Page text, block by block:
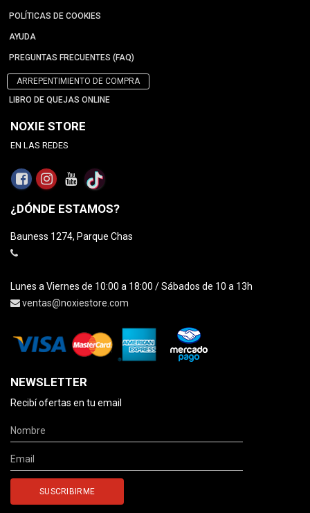
POLÍTICAS DE COOKIES
AYUDA
PREGUNTAS FRECUENTES (FAQ)
ARREPENTIMIENTO DE COMPRA
LIBRO DE QUEJAS ONLINE
NOXIE STORE
EN LAS REDES
¿DÓNDE ESTAMOS?
Bauness 1274, Parque Chas
Lunes a Viernes de 10:00 a 18:00 / Sábados de 10 a 13h
ventas@noxiestore.com
NEWSLETTER
Recibí ofertas en tu email